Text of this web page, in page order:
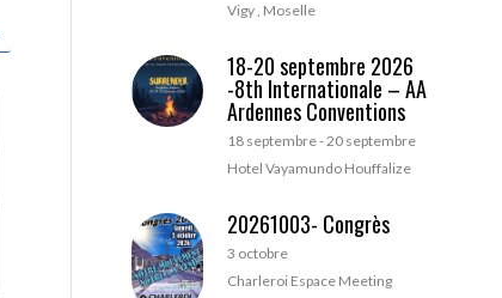
Vigy , Moselle
18-20 septembre 2026
-8th Internationale – AA
Ardennes Conventions
18 septembre-20 septembre
Hotel Vayamundo Houffalize
20261003- Congrès
3 octobre
Charleroi Espace Meeting